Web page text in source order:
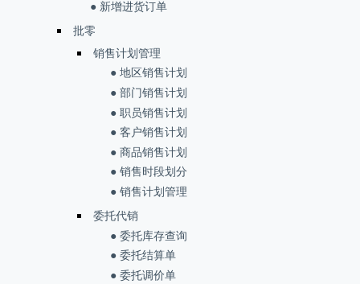
● 新增进货订单
批零
销售计划管理
● 地区销售计划
● 部门销售计划
● 职员销售计划
● 客户销售计划
● 商品销售计划
● 销售时段划分
● 销售计划管理
委托代销
● 委托库存查询
● 委托结算单
● 委托调价单